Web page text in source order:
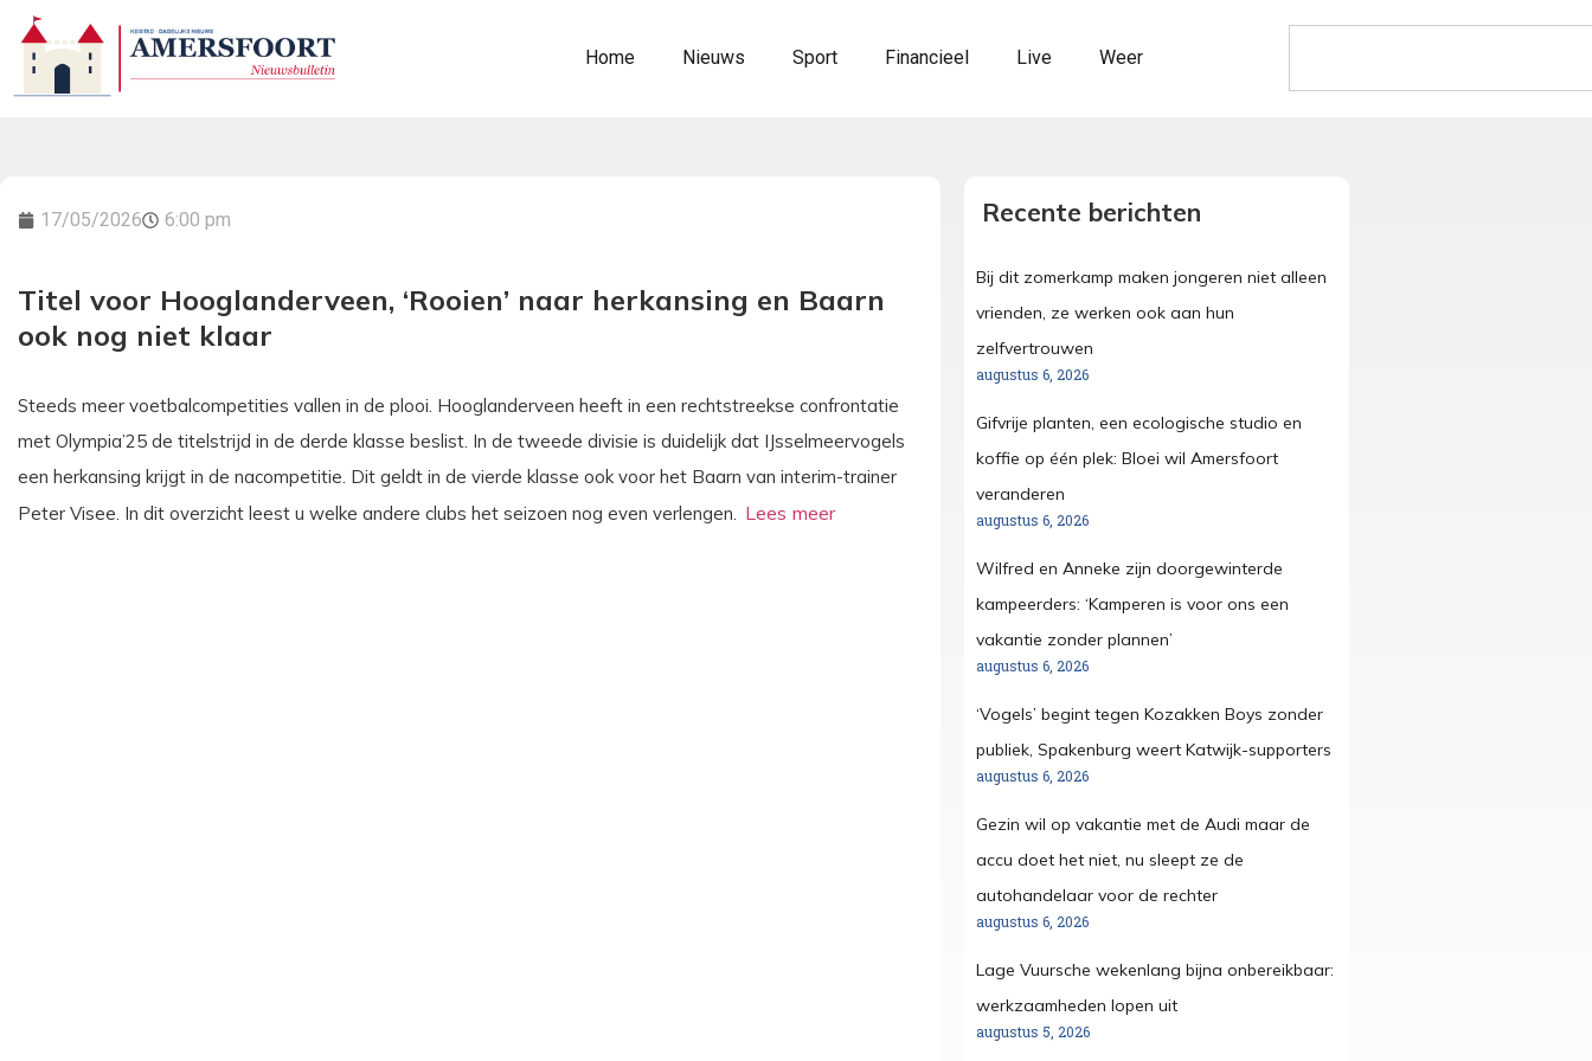
Home Nieuws Sport Financieel Live Weer
17/05/2026 6:00 pm
Titel voor Hooglanderveen, ‘Rooien’ naar herkansing en Baarn
ook nog niet klaar
Steeds meer voetbalcompetities vallen in de plooi. Hooglanderveen heeft in een rechtstreekse confrontatie
met Olympia’25 de titelstrijd in de derde klasse beslist. In de tweede divisie is duidelijk dat IJsselmeervogels
een herkansing krijgt in de nacompetitie. Dit geldt in de vierde klasse ook voor het Baarn van interim-trainer
Peter Visee. In dit overzicht leest u welke andere clubs het seizoen nog even verlengen.
Recente berichten
Bij dit zomerkamp maken jongeren niet alleen
vrienden, ze werken ook aan hun
zelfvertrouwen
augustus 6, 2026
Gifvrije planten, een ecologische studio en
koffie op één plek: Bloei wil Amersfoort
veranderen
augustus 6, 2026
Wilfred en Anneke zijn doorgewinterde
kampeerders: ‘Kamperen is voor ons een
vakantie zonder plannen’
augustus 6, 2026
‘Vogels’ begint tegen Kozakken Boys zonder
publiek, Spakenburg weert Katwijk-supporters
augustus 6, 2026
Gezin wil op vakantie met de Audi maar de
accu doet het niet, nu sleept ze de
autohandelaar voor de rechter
augustus 6, 2026
Lage Vuursche wekenlang bijna onbereikbaar:
werkzaamheden lopen uit
augustus 5, 2026